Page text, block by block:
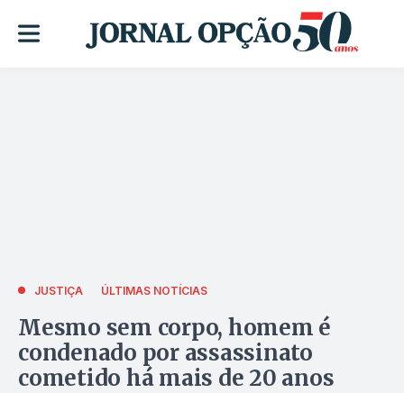
JUSTIÇA ÚLTIMAS NOTÍCIAS
Mesmo sem corpo, homem é
condenado por assassinato
cometido há mais de 20 anos